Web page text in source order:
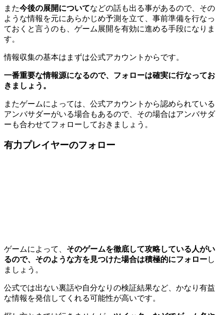
また今後の展開についてなどの話も出る事があるので、その
ような情報を元にあらかじめ予測を立て、事前準備を行なっ
ておくと言うのも、ゲーム展開を有効に進める手段になりま
す。
情報収集の基本はまずは公式アカウントからです。
一番重要な情報源になるので、フォローは確実に行なってお
きましょう。
またゲームによっては、公式アカウントから認められている
アンバサダーがいる場合もあるので、その場合はアンバサダ
ーも合わせてフォローしておきましょう。
有力プレイヤーのフォロー
ゲームによって、 そのゲームを徹底して攻略している人がい
るので、そのような方を見つけた場合は積極的にフォローし
ましょう。
公式では出ない裏話や自分なりの検証結果など、かなり有益
な情報を発信してくれる可能性が高いです。